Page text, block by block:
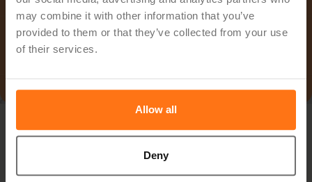
may combine it with other information that you’ve
provided to them or that they’ve collected from your use
of their services.
Allow all
Deny